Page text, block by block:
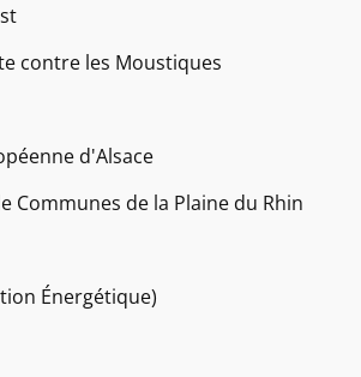
contre les Moustiques
d'Alsace
Communes de la Plaine du Rhin
Énergétique)